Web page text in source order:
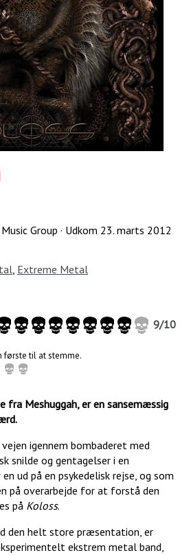
Group · Udkom 23. marts 2012
Extreme Metal
9/10
første til at stemme.
fra Meshuggah, er en sansemæssig
igennem bombaderet med
snilde og gentagelser i en
ud på en psykedelisk rejse, og som
på overarbejde for at forstå den
på Koloss.
den helt store præsentation, er
ekstrem metal band,